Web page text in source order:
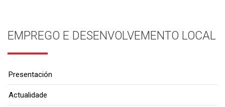
EMPREGO E DESENVOLVEMENTO LOCAL
Presentación
Actualidade